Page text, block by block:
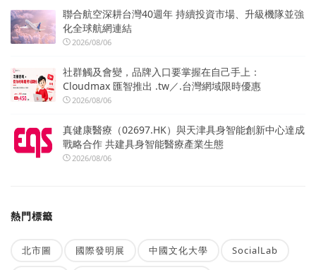
聯合航空深耕台灣40週年 持續投資市場、升級機隊並強
化全球航網連結
2026/08/06
社群觸及會變，品牌入口要掌握在自己手上：
Cloudmax 匯智推出 .tw／.台灣網域限時優惠
2026/08/06
真健康醫療（02697.HK）與天津具身智能創新中心達成
戰略合作 共建具身智能醫療產業生態
2026/08/06
熱門標籤
北市圖 國際發明展 中國文化大學 SocialLab